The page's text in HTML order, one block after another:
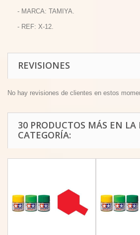
- MARCA: TAMIYA.
- REF: X-12.
REVISIONES
No hay revisiones de clientes en estos
30 PRODUCTOS MÁS EN
CATEGORÍA: